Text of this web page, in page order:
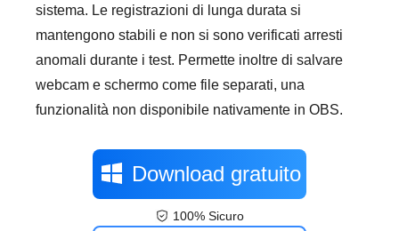
sistema. Le registrazioni di lunga durata si
mantengono stabili e non si sono verificati arresti
anomali durante i test. Permette inoltre di salvare
webcam e schermo come file separati, una
funzionalità non disponibile nativamente in OBS.
Download gratuito
100% Sicuro